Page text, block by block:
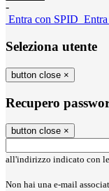
-
Entra con SPID
Seleziona utente
button close ×
Recupero
button close ×
all'indirizzo indicato con
Non hai una e-mail